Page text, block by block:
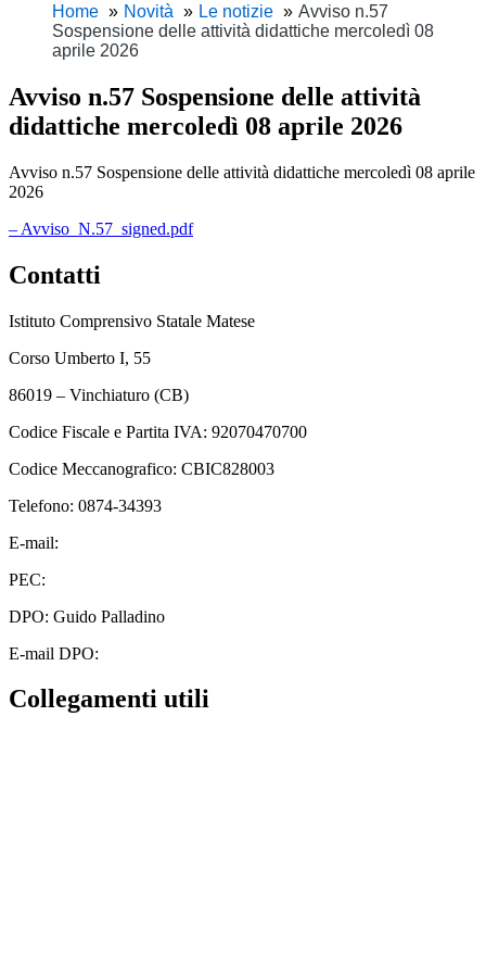
Home Novità Le notizie
Avviso n.57
Sospensione delle attività didattiche mercoledì 08
aprile 2026
Avviso n.57 Sospensione delle attività
didattiche mercoledì 08 aprile 2026
Avviso n.57 Sospensione delle attività didattiche mercoledì 08 aprile
2026
– Avviso_N.57_signed.pdf
Contatti
Istituto Comprensivo Statale Matese
Corso Umberto I, 55
86019 – Vinchiaturo (CB)
Codice Fiscale e Partita IVA: 92070470700
Codice Meccanografico: CBIC828003
Telefono: 0874-34393
E-mail:
PEC:
DPO: Guido Palladino
E-mail DPO:
Collegamenti utili